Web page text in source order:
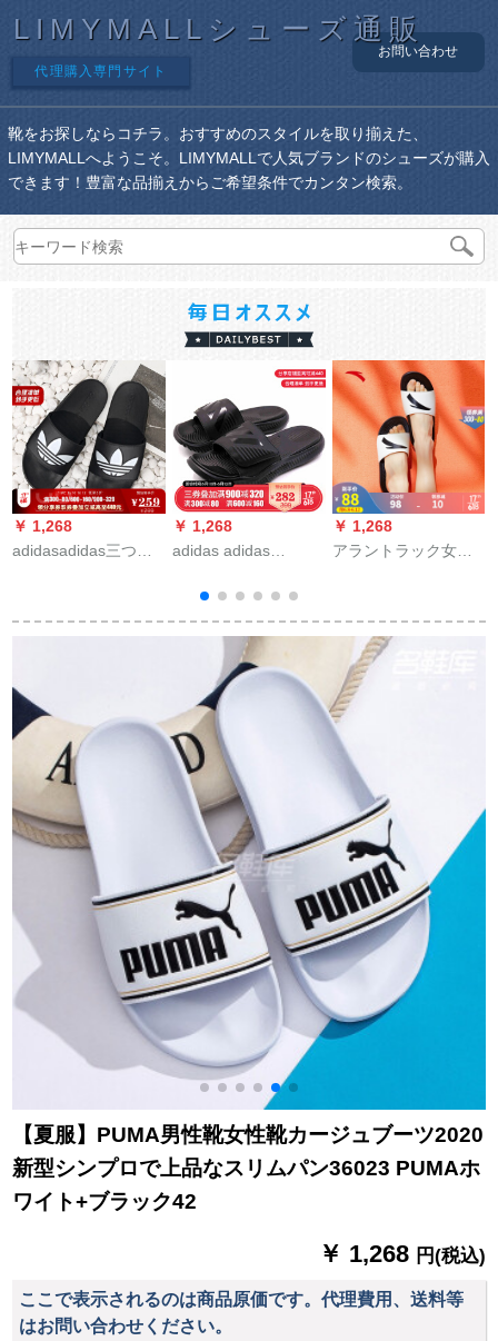
LIMYMALLシューズ通販
代理購入専門サイト
お問い合わせ
靴をお探しならコチラ。おすすめのスタイルを取り揃えた、
LIMYMALLへようこそ。LIMYMALLで人気ブランドのシューズが購入
できます！豊富な品揃えからご希望条件でカンタン検索。
￥ 1,268
adidasadidas三つ葉
9842 EG
￥ 1,268
adidas adidas
男性用スイッチャB
41720 B 41720 B
￥ 1,268
アラントラック女性
ュンは、象牙の白／
黒-2 36を提供しま
す。
【夏服】PUMA男性靴女性靴カージュブーツ2020
新型シンプロで上品なスリムパン36023 PUMAホ
ワイト+ブラック42
￥ 1,268 円(税込)
ここで表示されるのは商品原価です。代理費用、送料等
はお問い合わせください。